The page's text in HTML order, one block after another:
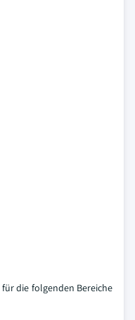
die folgenden Bereiche